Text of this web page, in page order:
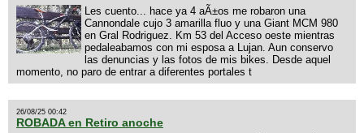
Les cuento... hace ya 4 aÃ±os me robaron una
Cannondale cujo 3 amarilla fluo y una Giant MCM 980
en Gral Rodriguez. Km 53 del Acceso oeste mientras
pedaleabamos con mi esposa a Lujan. Aun conservo
las denuncias y las fotos de mis bikes. Desde aquel
momento, no paro de entrar a diferentes portales t
26/08/25 00:42
ROBADA en Retiro anoche